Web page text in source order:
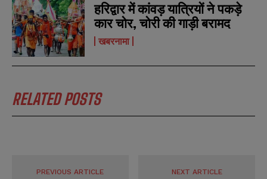
हरिद्वार में कांवड़ यात्रियों ने पकड़े
कार चोर, चोरी की गाड़ी बरामद
खबरनामा
RELATED POSTS
PREVIOUS ARTICLE NEXT ARTICLE